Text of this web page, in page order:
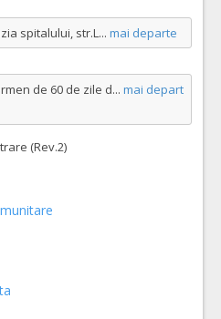
spitalului, str.L... mai departe
de 60 de zile d... mai depart
(Rev.2)